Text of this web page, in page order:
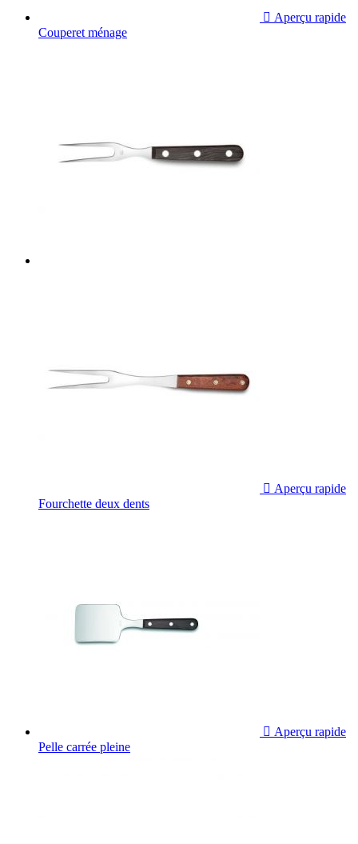
 Aperçu rapide
Couperet ménage
 Aperçu rapide
Fourchette deux dents
 Aperçu rapide
Pelle carrée pleine